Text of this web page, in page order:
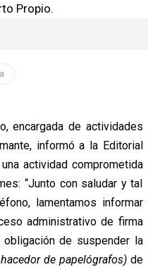
Propio.
encargada de actividades
informó a la Editorial
actividad comprometida
“Junto con saludar y tal
lamentamos informar
administrativo de firma
de suspender la
de papelógrafos)de